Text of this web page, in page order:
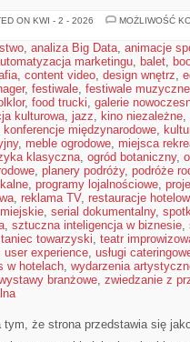
ON KWI - 2 - 2026
MOŻLIWOŚĆ
, analiza Big Data, animacje
marketingu, balet,
, content video, design wnętrz,
, festiwale, festiwale muzyczne
, food trucki, galerie
kulturowa, jazz, kino niezależne,
konferencje międzynarodowe,
, meble ogrodowe, miejsca
klasyczna, ogród botaniczny,
, planery podróży, podróże
, programy lojalnościowe,
, reklama TV, restauracje
, serial dokumentalny,
, sztuczna inteligencja w biznesie,
taniec towarzyski, teatr
user experience, usługi
w hotelach, wydarzenia
branżowe, zwiedzanie z
tym, że strona przedstawia się